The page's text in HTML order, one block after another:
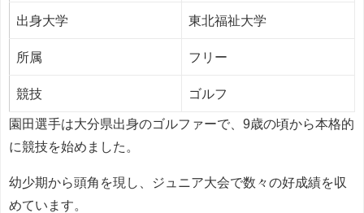
出身大学 東北福祉大学
所属 フリー
競技 ゴルフ
園田選手は大分県出身のゴルファーで、9歳の頃から本格的
に競技を始めました。
幼少期から頭角を現し、ジュニア大会で数々の好成績を収
めています。